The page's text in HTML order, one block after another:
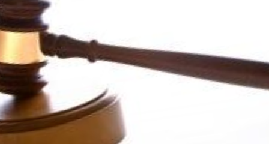
Manifeste
Missions et méthodes
Valeurs
Équipes et
fonctionnement
Le réseau dans le monde
Nos alliés
Je soutiens les Amis de la
destructrice
Gaz au
violence